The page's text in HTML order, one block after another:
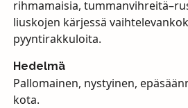
rihmamaisia,
liuskojen kärjessä
pyyntirakkuloita.
Hedelmä
Pallomainen, nystyinen,
kota.